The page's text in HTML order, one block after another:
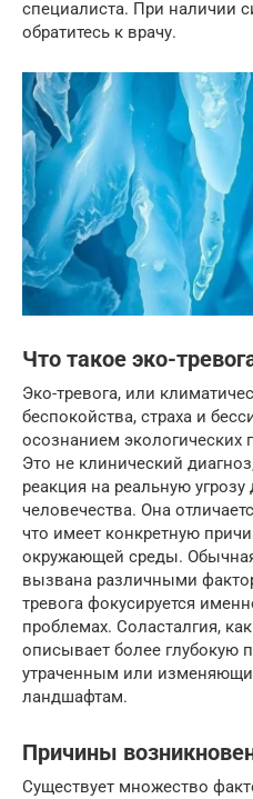
специалиста. При наличии
обратитесь к врачу.
Что такое эко-
Эко-тревога, или
беспокойства, страха и
осознанием экологических
Это не клинический
реакция на реальную
человечества. Она
что имеет конкретную
окружающей среды.
вызвана различными
тревога фокусируется
проблемах. Соласталгия,
описывает более глубокую
утраченным или
ландшафтам.
Причины
Существует множество